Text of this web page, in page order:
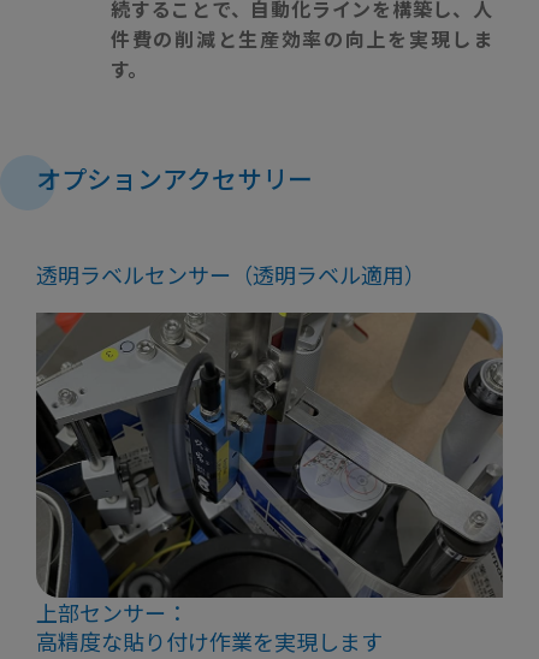
続することで、自動化ラインを構築し、人
件費の削減と生産効率の向上を実現しま
す。
オプションアクセサリー
上部センサー：
高精度な貼り付け作業を実現します
透明ラベルセンサー（透明ラベル適用）